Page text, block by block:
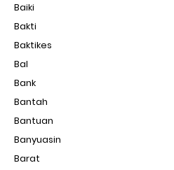
Baiki
Bakti
Baktikes
Bal
Bank
Bantah
Bantuan
Banyuasin
Barat